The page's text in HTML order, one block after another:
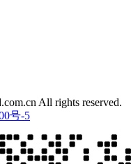
All rights reserved.
号-5